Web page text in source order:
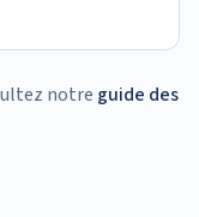
notre guide des